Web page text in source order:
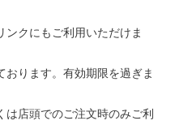
ンクにもご利⽤いただけま
おります。有効期限を過ぎま
は店頭でのご注文時のみご利